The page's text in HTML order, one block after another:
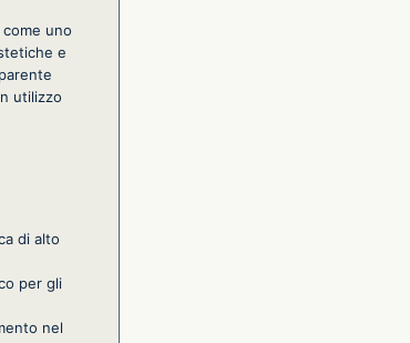
uno
e
utilizzo
di alto
per gli
nel